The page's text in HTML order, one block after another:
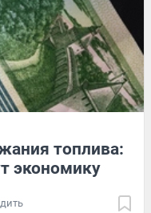
топлива:
экономику